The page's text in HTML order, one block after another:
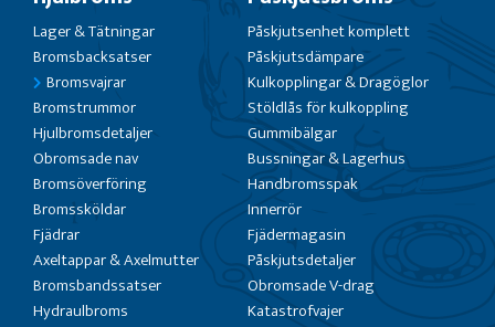
Lager & Tätningar
Bromsbacksatser
Bromsvajrar
Bromstrummor
Hjulbromsdetaljer
Obromsade nav
Bromsöverföring
Bromssköldar
Fjädrar
Axeltappar & Axelmutter
Bromsbandssatser
Hydraulbroms
Påskjutsenhet komplett
Påskjutsdämpare
Kulkopplingar & Dragöglor
Stöldlås för kulkoppling
Gummibälgar
Bussningar & Lagerhus
Handbromsspak
Innerrör
Fjädermagasin
Påskjutsdetaljer
Obromsade V-drag
Katastrofvajer